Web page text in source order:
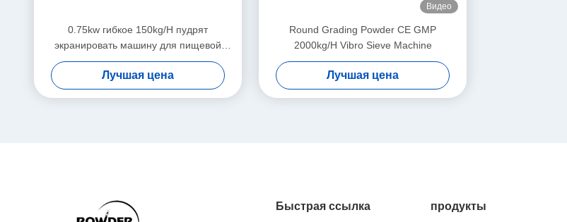
0.75kw гибкое 150kg/H пудрят
экранировать машину для пищевой
промышленности
Лучшая цена
Видео
Round Grading Powder CE GMP
2000kg/H Vibro Sieve Machine
Лучшая цена
Быстрая ссылка продукты